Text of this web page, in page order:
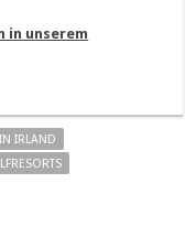
in unserem
IRLAND